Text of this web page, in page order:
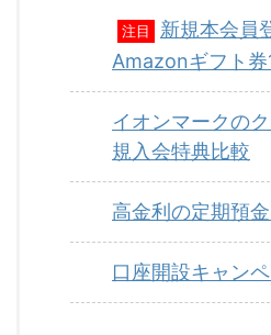
注目
新規本会員
Amazonギフト
イオンマークの
規入会特典比較
高金利の定期預
口座開設キャン